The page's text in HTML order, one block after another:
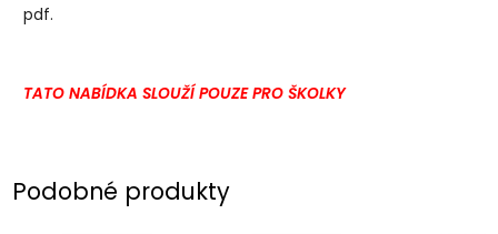
pdf.
TATO NABÍDKA SLOUŽÍ POUZE PRO ŠKOLKY
Podobné produkty